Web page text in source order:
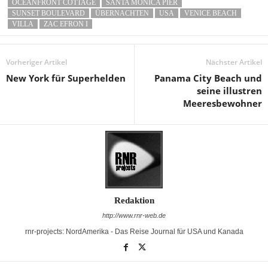
OCEANFRONT COTTAGE
SANTA MONICA PIER
SUNSET BOULEVARD
ÜBERNACHTEN USA
VENICE BEACH
VILLA
ZAC EFRON I
Vorheriger Artikel
New York für Superhelden
Nächster Artikel
Panama City Beach und
seine illustren
Meeresbewohner
Redaktion
http://www.rnr-web.de
rnr-projects: NordAmerika - Das Reise Journal für USA und Kanada